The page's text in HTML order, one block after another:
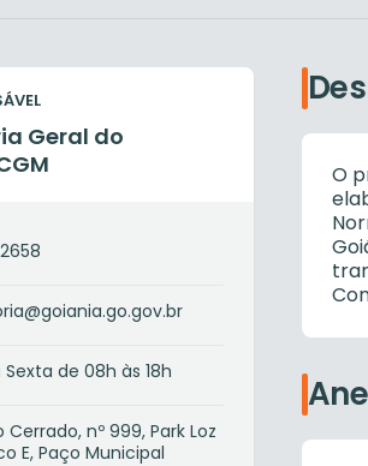
Geral do
de 08h às 18h
nº 999, Park Loz
E, Paço Municipal
O